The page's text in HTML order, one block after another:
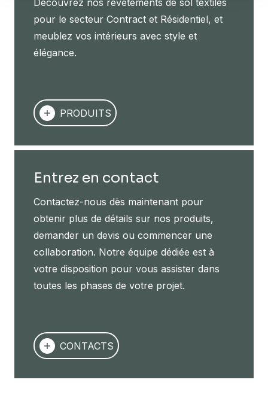
Découvrez nos revêtements de sol textiles
pour le secteur Contract et Résidentiel, et
meublez vos intérieurs avec style et
élégance.
PRODUITS
Entrez en contact
Contactez-nous dès maintenant pour
obtenir plus de détails sur nos produits,
demander un devis ou commencer une
collaboration. Notre équipe dédiée est à
votre disposition pour vous assister dans
toutes les phases de votre projet.
CONTACTS